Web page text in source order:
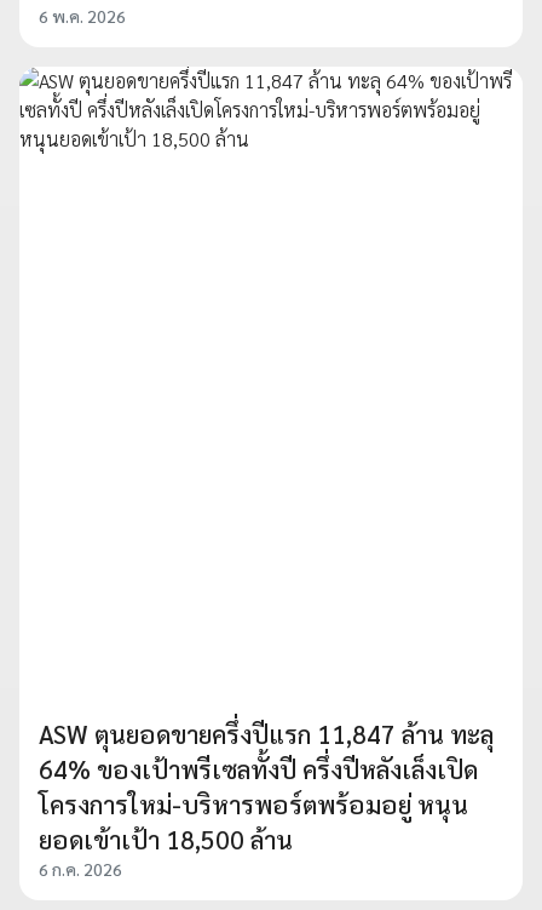
6 พ.ค. 2026
ASW ตุนยอดขายครึ่งปีแรก 11,847 ล้าน ทะลุ
64% ของเป้าพรีเซลทั้งปี ครึ่งปีหลังเล็งเปิด
โครงการใหม่-บริหารพอร์ตพร้อมอยู่ หนุน
ยอดเข้าเป้า 18,500 ล้าน
6 ก.ค. 2026